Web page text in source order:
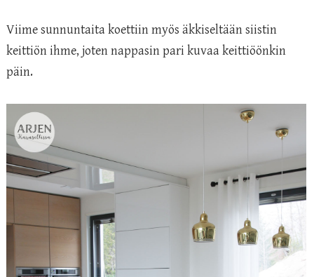
Viime sunnuntaita koettiin myös äkkiseltään siistin
keittiön ihme, joten nappasin pari kuvaa keittiöönkin
päin.